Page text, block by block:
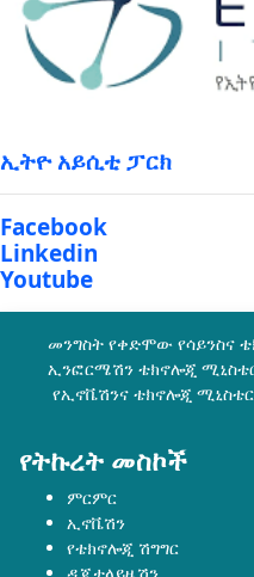
ኢትዮ አይሲቲ ፓርክ
Facebook
Linkedin
Youtube
መንግስት የቀድሞው የሳይንስና
ኢንፎርሜሽን ቴክኖሎጂ
የኢኖቬሽንና ቴክኖሎጂ
የትኩረት መስኮች
ምርምር
ኢኖቬሽን
የቴክኖሎጂ ሽግግር